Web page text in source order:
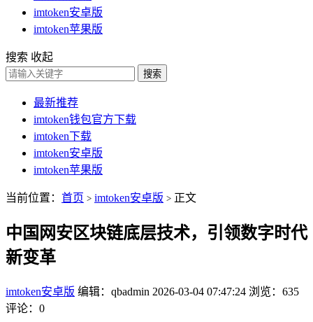
imtoken安卓版
imtoken苹果版
搜索 收起
搜索
最新推荐
imtoken钱包官方下载
imtoken下载
imtoken安卓版
imtoken苹果版
当前位置： 首页 > imtoken安卓版 > 正文
中国网安区块链底层技术，引领数字时代
新变革
imtoken安卓版 编辑：qbadmin 2026-03-04 07:47:24 浏览：635
评论：0